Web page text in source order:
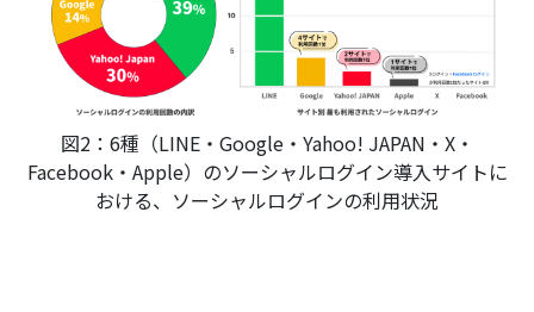
図2：6種（LINE・Google・Yahoo! JAPAN・X・
Facebook・Apple）のソーシャルログイン導入サイトに
おける、ソーシャルログインの利用状況